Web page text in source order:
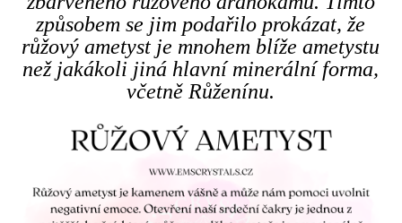
způsobem se jim podařilo prokázat, že
růžový ametyst je mnohem blíže ametystu
než jakákoli jiná hlavní minerální forma,
včetně Růženínu.